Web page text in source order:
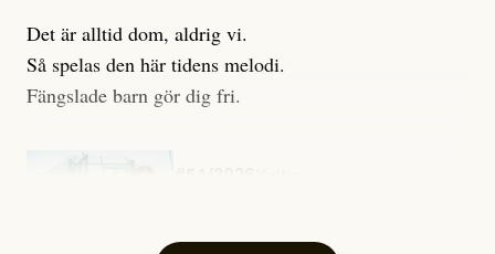
Det är alltid dom, aldrig vi.
Så spelas den här tidens melodi.
Fängslade barn gör dig fri.